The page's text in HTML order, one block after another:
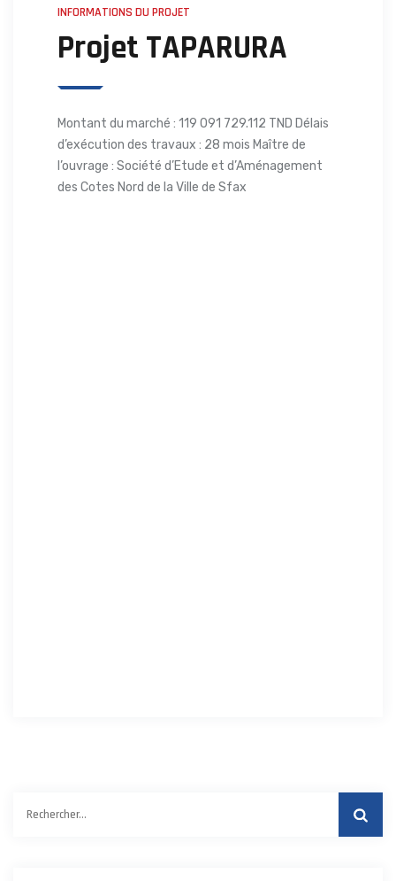
INFORMATIONS DU PROJET
Projet TAPARURA
Montant du marché : 119 091 729.112 TND Délais
d’exécution des travaux : 28 mois Maître de
l’ouvrage : Société d’Etude et d’Aménagement
des Cotes Nord de la Ville de Sfax